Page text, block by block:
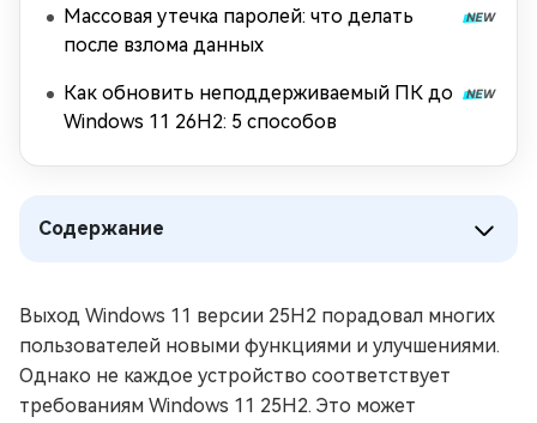
Массовая утечка паролей: что делать
после взлома данных
Как обновить неподдерживаемый ПК до
Windows 11 26H2: 5 способов
Содержание
Выход Windows 11 версии 25H2 порадовал многих
пользователей новыми функциями и улучшениями.
Однако не каждое устройство соответствует
требованиям Windows 11 25H2. Это может